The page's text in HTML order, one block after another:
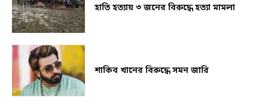
হাতি হত্যায় ৩ জনের বিরুদ্ধে হত্যা মামলা
শাকিব খানের বিরুদ্ধে সমন জারি